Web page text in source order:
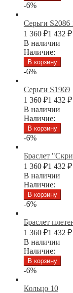
-6%
Серьги S2086
1 360 ₽1 432 ₽
В наличии
Наличие:
В корзину
-6%
Серьги S1969
1 360 ₽1 432 ₽
В наличии
Наличие:
В корзину
-6%
Браслет
1 360 ₽1 432 ₽
В наличии
Наличие:
В корзину
-6%
Браслет
1 360 ₽1 432 ₽
В наличии
Наличие:
В корзину
-6%
Кольцо 10